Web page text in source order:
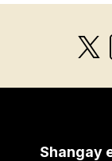
Shangay